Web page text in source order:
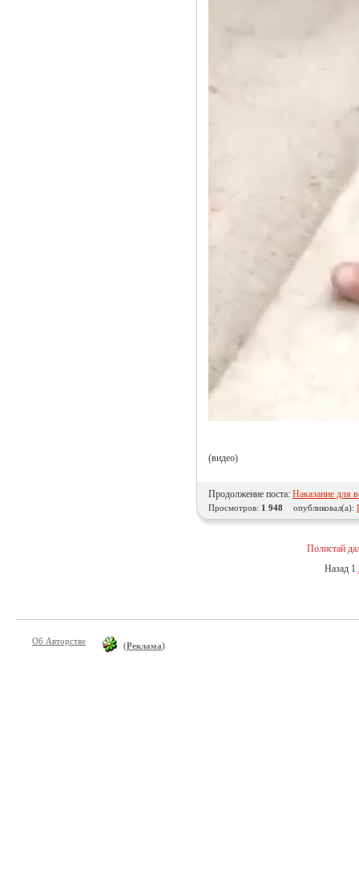
(видео)
Продолжение поста: Наказание для
Просмотров: 1 948 опубликовал(а):
Полистай
Назад 1
Об Авторстве (Реклама)